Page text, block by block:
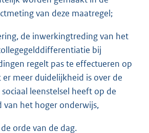
van deze maatregel;
de inwerkingtreding van het
bij
regelt pas te effectueren op
meer duidelijkheid is over de
leenstelsel heeft op de
het hoger onderwijs,
orde van de dag.